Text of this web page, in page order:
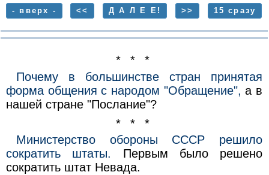
- вверх - << Д А Л Е Е! >> 15 сразу
* * *
Почему в большинстве стран принятая
форма общения с народом "Обращение", а в
нашей стране "Послание"?
* * *
Министерство обороны СССР решило
сократить штаты.
Первым было решено
сократить штат Невада.